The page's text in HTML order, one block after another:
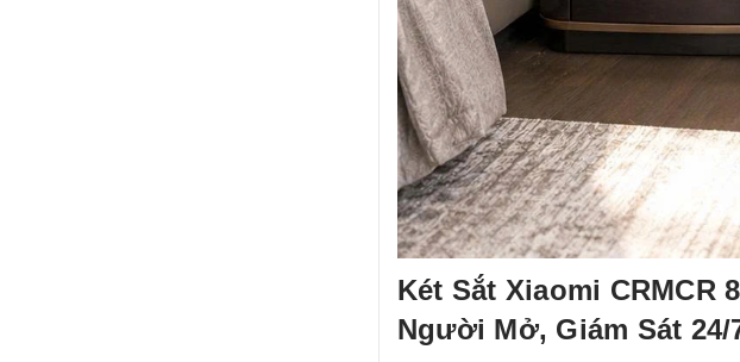
Két Sắt Xiaomi CRMCR
Người Mở, Giám Sát 24/